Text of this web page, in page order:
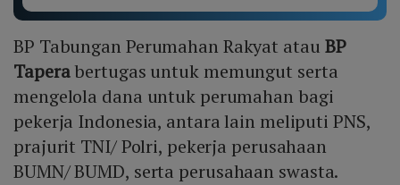
BP Tabungan Perumahan Rakyat atau BP
Taperabertugas untuk memungut serta
mengelola dana untuk perumahan bagi
pekerja Indonesia, antara lain meliputi PNS,
prajurit TNI/ Polri, pekerja perusahaan
BUMN/ BUMD, serta perusahaan swasta.